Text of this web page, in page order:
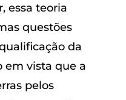
essa teoria
questões
da
em vista que a
pelos